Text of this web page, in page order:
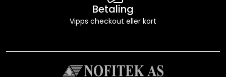
Betaling
Vipps checkout eller kort